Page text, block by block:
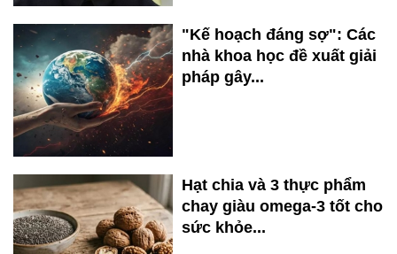
"Kế hoạch đáng sợ": Các
nhà khoa học đề xuất giải
pháp gây...
Hạt chia và 3 thực phẩm
chay giàu omega-3 tốt cho
sức khỏe...